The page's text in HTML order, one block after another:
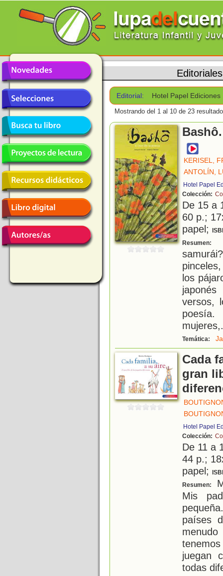
Editoriales
Editorial: Hotel Papel Ediciones
Mostrando del 1 al 10 de 23
KERISEL,
ANTOLÍN,
Hotel Papel
Colección:
De 15 a
60 p.;
papel;
Resumen:
los
versos,
mujeres,
Temática:
Cada
gran
Hotel Papel
Colección:
De 11 a
44 p.;
papel;
Resumen:
Mis
países
juegan
todas